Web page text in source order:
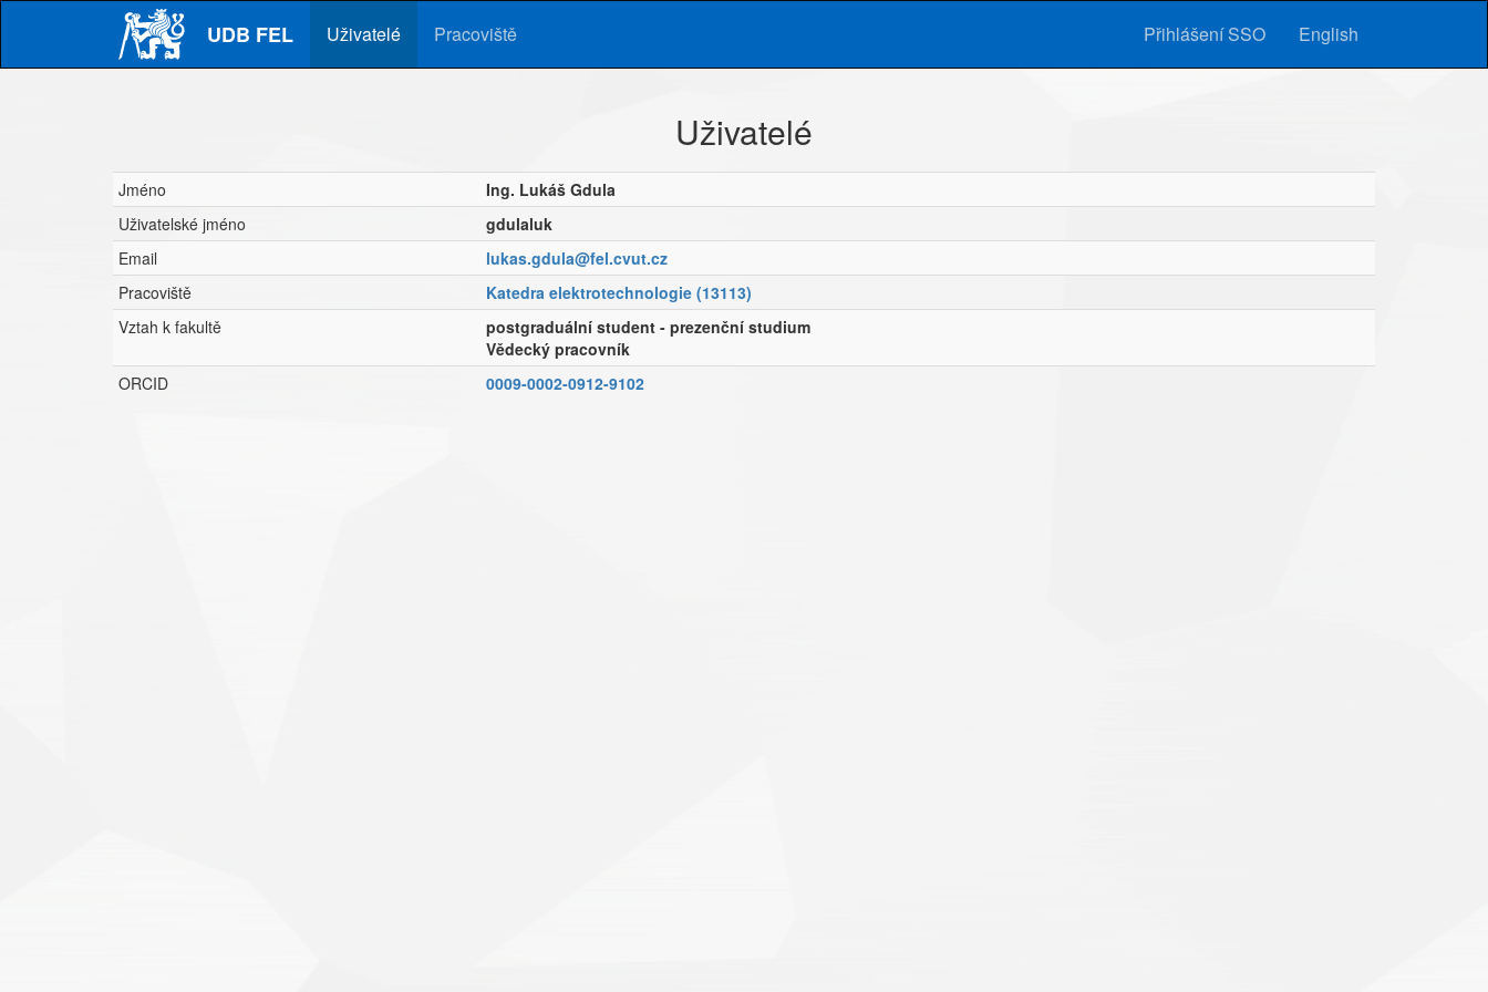
UDB FEL Uživatelé Pracoviště Přihlášení SSO English
Uživatelé
Jméno
Ing. Lukáš Gdula
Uživatelské jméno
gdulaluk
Email
lukas.gdula@fel.cvut.cz
Pracoviště
Katedra elektrotechnologie (13113)
Vztah k fakultě
postgraduální student - prezenční studium
Vědecký pracovník
ORCID
0009-0002-0912-9102